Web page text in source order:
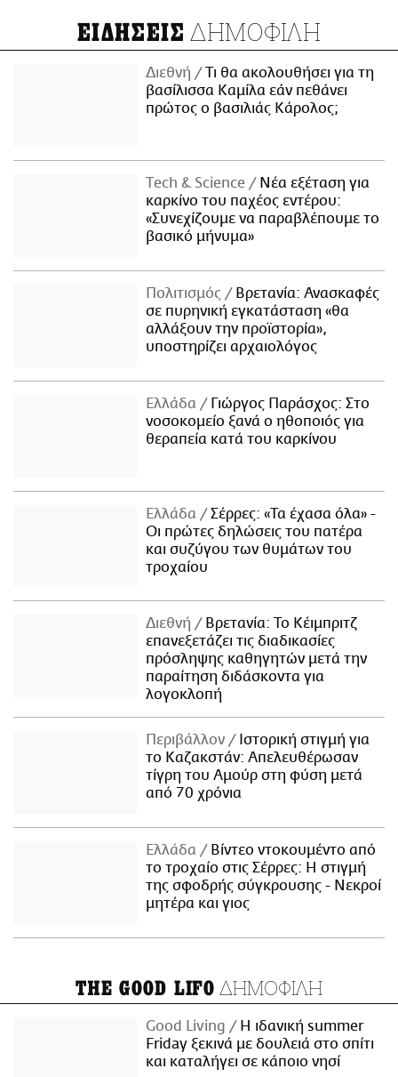
ΕΙΔΗΣΕΙΣ ΔΗΜΟΦΙΛΗ
Διεθνή
Τι θα ακολουθήσει για τη
βασίλισσα Καμίλα εάν πεθάνει
πρώτος ο βασιλιάς Κάρολος;
Τech & Science
Νέα εξέταση για
καρκίνο του παχέος εντέρου:
«Συνεχίζουμε να παραβλέπουμε το
βασικό μήνυμα»
Πολιτισμός
Βρετανία: Ανασκαφές
σε πυρηνική εγκατάσταση «θα
αλλάξουν την προϊστορία»,
υποστηρίζει αρχαιολόγος
Ελλάδα
Γιώργος Παράσχος: Στο
νοσοκομείο ξανά ο ηθοποιός για
θεραπεία κατά του καρκίνου
Ελλάδα
Σέρρες: «Τα έχασα όλα» -
Οι πρώτες δηλώσεις του πατέρα
και συζύγου των θυμάτων του
τροχαίου
Διεθνή
Βρετανία: Το Κέιμπριτζ
επανεξετάζει τις διαδικασίες
πρόσληψης καθηγητών μετά την
παραίτηση διδάσκοντα για
λογοκλοπή
Περιβάλλον
Ιστορική στιγμή για
το Καζακστάν: Απελευθέρωσαν
τίγρη του Αμούρ στη φύση μετά
από 70 χρόνια
Ελλάδα
Βίντεο ντοκουμέντο από
το τροχαίο στις Σέρρες: Η στιγμή
της σφοδρής σύγκρουσης - Νεκροί
μητέρα και γιος
THE GOOD LIFO ΔΗΜΟΦΙΛΗ
Good Living
Η ιδανική summer
Friday ξεκινά με δουλειά στο σπίτι
και καταλήγει σε κάποιο νησί